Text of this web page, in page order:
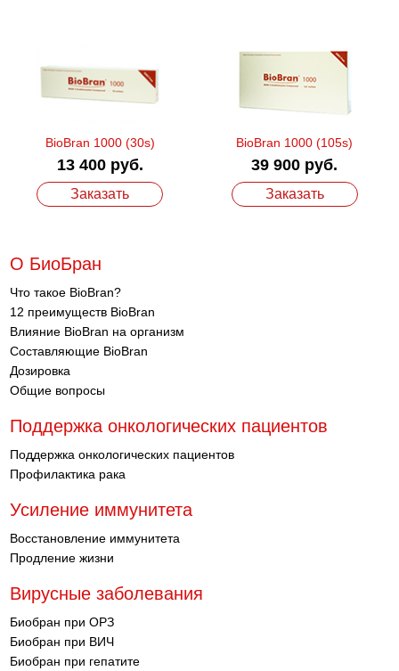
BioBran 1000 (30s)
13 400 руб.
Заказать
BioBran 1000 (105s)
39 900 руб.
Заказать
О БиоБран
Что такое BioBran?
12 преимуществ BioBran
Влияние BioBran на организм
Составляющие BioBran
Дозировка
Общие вопросы
Поддержка онкологических пациентов
Поддержка онкологических пациентов
Профилактика рака
Усиление иммунитета
Восстановление иммунитета
Продление жизни
Вирусные заболевания
Биобран при ОРЗ
Биобран при ВИЧ
Биобран при гепатите